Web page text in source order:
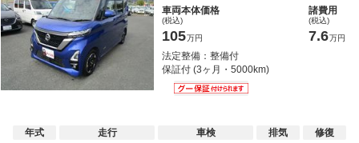
車両本体価格
(税込)
105万円
諸費用
(税込)
7.6万円
法定整備：整備付
保証付 (3ヶ月・5000km)
年式
走行
車検
排気
修復